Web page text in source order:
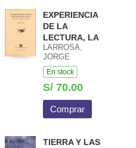
EXPERIENCIA
DE LA
LECTURA, LA
LARROSA,
JORGE
En stock
S/ 70.00
Comprar
TIERRA Y LAS